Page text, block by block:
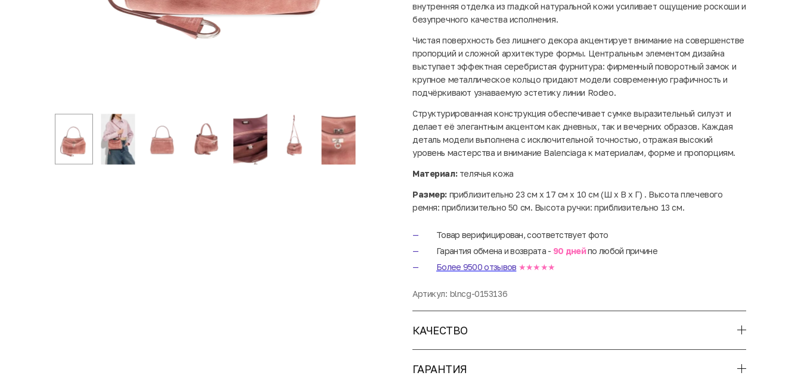
внутренняя отделка из гладкой натуральной кожи усиливает ощущение роскоши и
безупречного качества исполнения.
Чистая поверхность без лишнего декора акцентирует внимание на совершенстве
пропорций и сложной архитектуре формы. Центральным элементом дизайна
выступает эффектная серебристая фурнитура: фирменный поворотный замок и
крупное металлическое кольцо придают модели современную графичность и
подчёркивают узнаваемую эстетику линии Rodeo.
Структурированная конструкция обеспечивает сумке выразительный силуэт и
делает её элегантным акцентом как дневных, так и вечерних образов. Каждая
деталь модели выполнена с исключительной точностью, отражая высокий
уровень мастерства и внимание Balenciaga к материалам, форме и пропорциям.
Материал: телячья кожа
Размер: приблизительно 23 см x 17 см x 10 см (Ш x В x Г) . Высота плечевого
ремня: приблизительно 50 см. Высота ручки: приблизительно 13 см.
Товар верифицирован, соответствует фото
Гарантия обмена и возврата - 90 днейпо любой причине
Более 9500 отзывов ★★★★★
Артикул: blncg-0153136
КАЧЕСТВО
ГАРАНТИЯ